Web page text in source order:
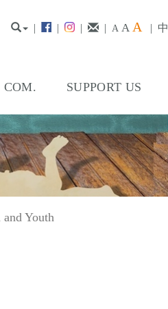
| | | | A A A | 中
COM. SUPPORT US
Youth